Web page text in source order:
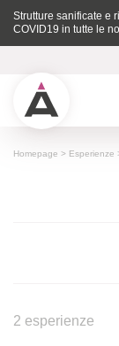
Strutture sanificate e
COVID19 in tutte le
Homepage > Esperienze
2 esperienze